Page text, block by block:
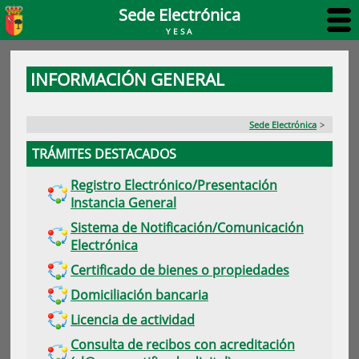
Sede Electrónica
YESA
INFORMACIÓN GENERAL
Sede Electrónica >
TRÁMITES DESTACADOS
Registro Electrónico/Presentación
Instancia General
Sistema de Notificación/Comunicación
Electrónica
Certificado de bienes o propiedades
Domiciliación bancaria
Licencia de actividad
Consulta de recibos con acreditación